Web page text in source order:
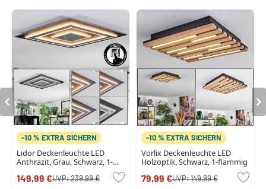
-10 % EXTRA SICHERN
Lidor Deckenleuchte LED
Anthrazit, Grau, Schwarz, 1-
149,99 €UVP:239,99 €
-10 % EXTRA SICHERN
Vorlix Deckenleuchte LED
Holzoptik, Schwarz, 1-flammig
79,99 €UVP:149,99 €